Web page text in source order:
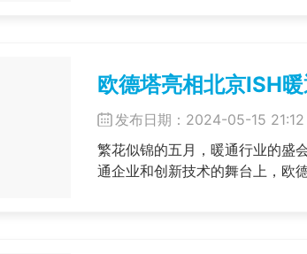
欧德塔亮相北京ISH
发布日期：2024-05-15 21:12
繁花似锦的五月，暖通行业的盛
通企业和创新技术的舞台上，欧